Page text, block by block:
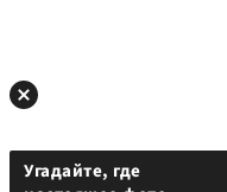
Угадайте, где